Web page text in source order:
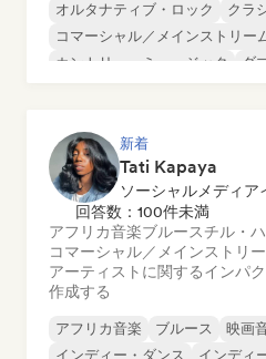
オルタナティブ・ロック
クラ
コマーシャル／メインストリー
カントリー・ミュージック
ダ
新着
Tati Kapaya
ソーシャルメディア
回答数：100件未満
アフリカ音楽ブルースチル・
コマーシャル／メインストリ
アーティストに関するインパ
作成する
アフリカ音楽 ブルース 映画
インディー・ダンス
インディ